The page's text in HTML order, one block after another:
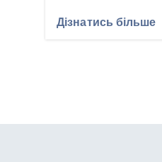
Дізнатись більше